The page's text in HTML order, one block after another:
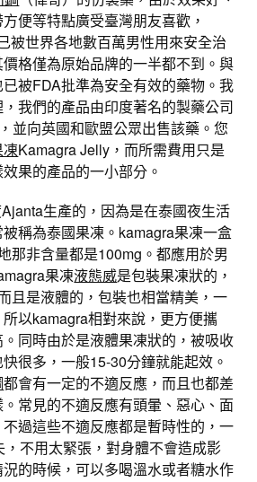
便等特點廣受臺灣朋友喜歡，
被世界各地數百萬男性用來安全治
格僅為原始品牌的一半都不到。與
被FDA批準為安全有效的藥物。我
我們的產品由印度著名的製藥公司
並向英國和歐盟公眾出售該藥。您
凍Kamagra Jelly，而所需費用只是
果的產品的一小部分。
生產的，因為是在泰國夜生活
稱為泰國果凍。kamagra果凍一盒
那非含量都是100mg。都應用於男
果凍液態威是包裝果凍狀的，
且是液體的，包裝也相當精美，一
以kamagra相對來說，更方便攜
同時由於是液體果凍狀的，被吸收
很多，一般15-30分鐘就能起效。
都會有一定的不適反應，而且也都差
常見的不適反應有頭暈、惡心、面
過這些不適反應都是暫時性的，一
不用太緊張，對身體不會造成影
的時候，可以多喝溫水或者糖水作